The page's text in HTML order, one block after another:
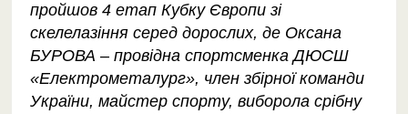
пройшов 4 етап Кубку Європи зі
скелелазіння серед дорослих, де Оксана
БУРОВА – провідна спортсменка ДЮСШ
«Електрометалург», член збірної команди
України, майстер спорту, виборола срібну